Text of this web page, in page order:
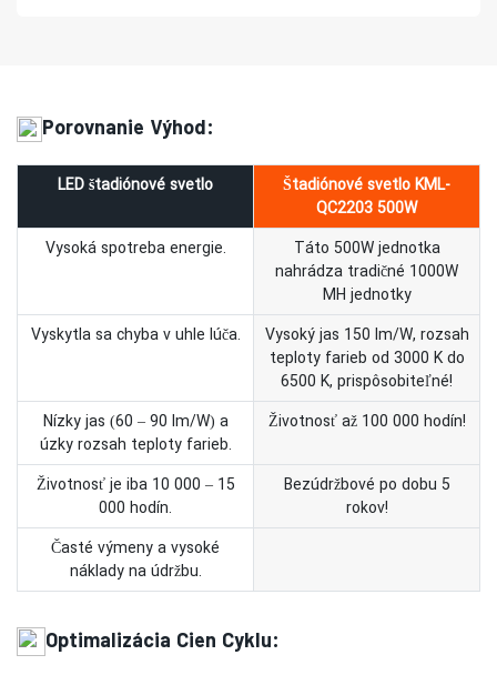
Porovnanie Výhod:
LED štadiónové svetlo
Štadiónové svetlo KML-
QC2203 500W
Vysoká spotreba energie.
Táto 500W jednotka
nahrádza tradičné 1000W
MH jednotky
Vyskytla sa chyba v uhle lúča.
Vysoký jas 150 lm/W, rozsah
teploty farieb od 3000 K do
6500 K, prispôsobiteľné!
Nízky jas (60 – 90 lm/W) a
úzky rozsah teploty farieb.
Životnosť až 100 000 hodín!
Životnosť je iba 10 000 – 15
000 hodín.
Bezúdržbové po dobu 5
rokov!
Časté výmeny a vysoké
náklady na údržbu.
Optimalizácia Cien Cyklu: